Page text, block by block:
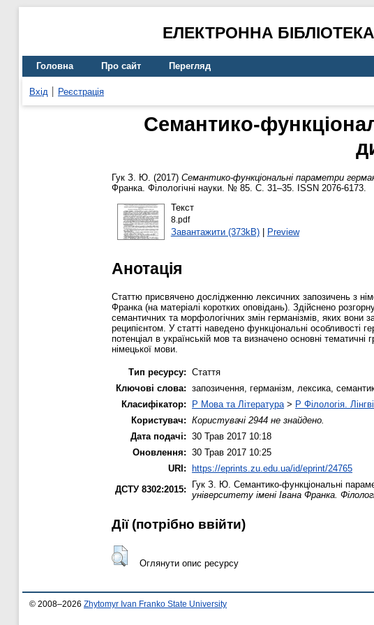
ЕЛЕКТРОННА
Головна Про сайт Перегляд
Вхід Реєстрація
Семантико-
Гук З. Ю. (2017) Семантико-функціональні параметри
Франка. Філологічні науки. № 85. С. 31–35. ISSN 2076-6173.
Текст
8.pdf
Завантажити (373kB)| Preview
Анотація
Статтю присвячено дослідженню лексичних запозичень з
Франка (на матеріалі коротких оповідань). Здійснено
семантичних та морфологічних змін германізмів, яких вони
реципієнтом. У статті наведено функціональні особливості
потенціал в українській мов та визначено основні
німецької мови.
Тип ресурсу: Стаття
Ключові слова: запозичення, германізм, лексика,
Класифікатор:
P Мова та Література > P Філологія.
Користувач: Користувачі 2944 не знайдено.
Дата подачі: 30 Трав 2017 10:18
Оновлення: 30 Трав 2017 10:25
URI: https://eprints.zu.edu.ua/id/eprint/24765
ДСТУ 8302:2015:
Гук З. Ю. Семантико-функціональні
університету імені Івана Франка.
Дії ​​(потрібно ввійти)
Оглянути опис ресурсу
© 2008–2026 Zhytomyr Ivan Franko State University